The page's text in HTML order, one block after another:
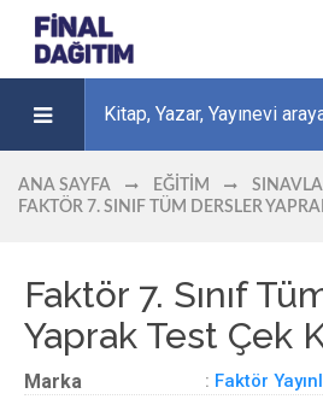
ANA SAYFA EĞITIM
FAKTÖR 7. SINIF TÜM DERSLER
Faktör 7. Sınıf
Yaprak Test Çek
Marka : Faktör